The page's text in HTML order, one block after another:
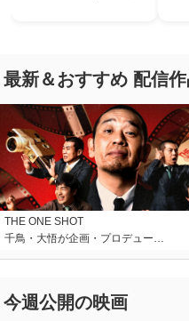
最新＆おすすめ 配信
THE ONE SHOT
千鳥・大悟が企画・プロデュー…
今週公開の映画